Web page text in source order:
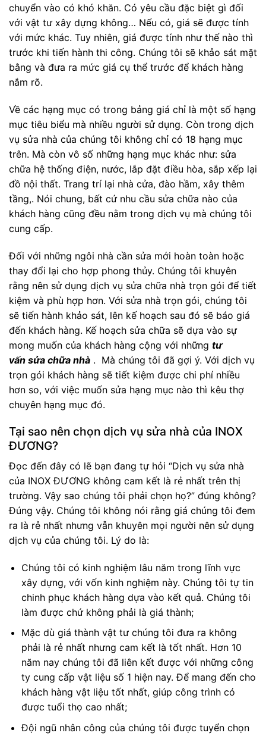
chuyển vào có khó khăn. Có yêu cầu đặc biệt gì đối
với vật tư xây dựng không… Nếu có, giá sẽ được tính
với mức khác. Tuy nhiên, giá được tính như thế nào thì
trước khi tiến hành thi công. Chúng tôi sẽ khảo sát mặt
bằng và đưa ra mức giá cụ thể trước để khách hàng
nắm rõ.
Về các hạng mục có trong bảng giá chỉ là một số hạng
mục tiêu biểu mà nhiều người sử dụng. Còn trong dịch
vụ sửa nhà của chúng tôi không chỉ có 18 hạng mục
trên. Mà còn vô số những hạng mục khác như: sửa
chữa hệ thống điện, nước, lắp đặt điều hòa, sắp xếp lại
đồ nội thất. Trang trí lại nhà cửa, đào hầm, xây thêm
tầng,. Nói chung, bất cứ nhu cầu sửa chữa nào của
khách hàng cũng đều nằm trong dịch vụ mà chúng tôi
cung cấp.
Đối với những ngôi nhà cần sửa mới hoàn toàn hoặc
thay đổi lại cho hợp phong thủy. Chúng tôi khuyên
rằng nên sử dụng dịch vụ sửa chữa nhà trọn gói để tiết
kiệm và phù hợp hơn. Với sửa nhà trọn gói, chúng tôi
sẽ tiến hành khảo sát, lên kế hoạch sau đó sẽ báo giá
đến khách hàng. Kế hoạch sửa chữa sẽ dựa vào sự
mong muốn của khách hàng cộng với những tư
vấn sửa chữa nhà . Mà chúng tôi đã gợi ý. Với dịch vụ
trọn gói khách hàng sẽ tiết kiệm được chi phí nhiều
hơn so, với việc muốn sửa hạng mục nào thì kêu thợ
chuyên hạng mục đó.
Tại sao nên chọn dịch vụ sửa nhà của INOX
ĐƯƠNG?
Đọc đến đây có lẽ bạn đang tự hỏi “Dịch vụ sửa nhà
của INOX ĐƯƠNG không cam kết là rẻ nhất trên thị
trường. Vậy sao chúng tôi phải chọn họ?” đúng không?
Đúng vậy. Chúng tôi không nói rằng giá chúng tôi đem
ra là rẻ nhất nhưng vẫn khuyên mọi người nên sử dụng
dịch vụ của chúng tôi. Lý do là:
Chúng tôi có kinh nghiệm lâu năm trong lĩnh vực
xây dựng, với vốn kinh nghiệm này. Chúng tôi tự tin
chinh phục khách hàng dựa vào kết quả. Chúng tôi
làm được chứ không phải là giá thành;
Mặc dù giá thành vật tư chúng tôi đưa ra không
phải là rẻ nhất nhưng cam kết là tốt nhất. Hơn 10
năm nay chúng tôi đã liên kết được với những công
ty cung cấp vật liệu số 1 hiện nay. Để mang đến cho
khách hàng vật liệu tốt nhất, giúp công trình có
được tuổi thọ cao nhất;
Đội ngũ nhân công của chúng tôi được tuyển chọn